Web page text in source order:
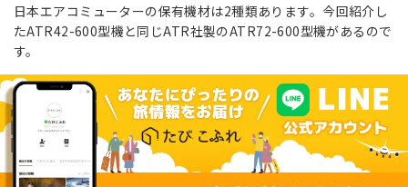
日本エアコミューターの保有機材は2種類あります。今回紹介し
たATR42-600型機と同じATR社製のATR72-600型機があるので
す。